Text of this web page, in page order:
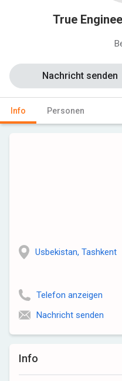
True
Info Personen
Nachricht senden
Info
Usbekistan, Tashkent
Telefon anzeigen
Nachricht senden